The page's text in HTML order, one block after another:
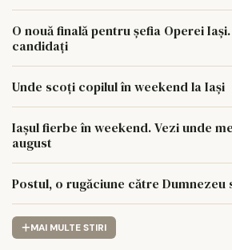
O nouă finală pentru șefia Operei
candidați
Unde scoți copilul în weekend la Iași
Iașul fierbe în weekend. Vezi unde
august
Postul, o rugăciune către Dumnezeu
MAI MULTE STIRI